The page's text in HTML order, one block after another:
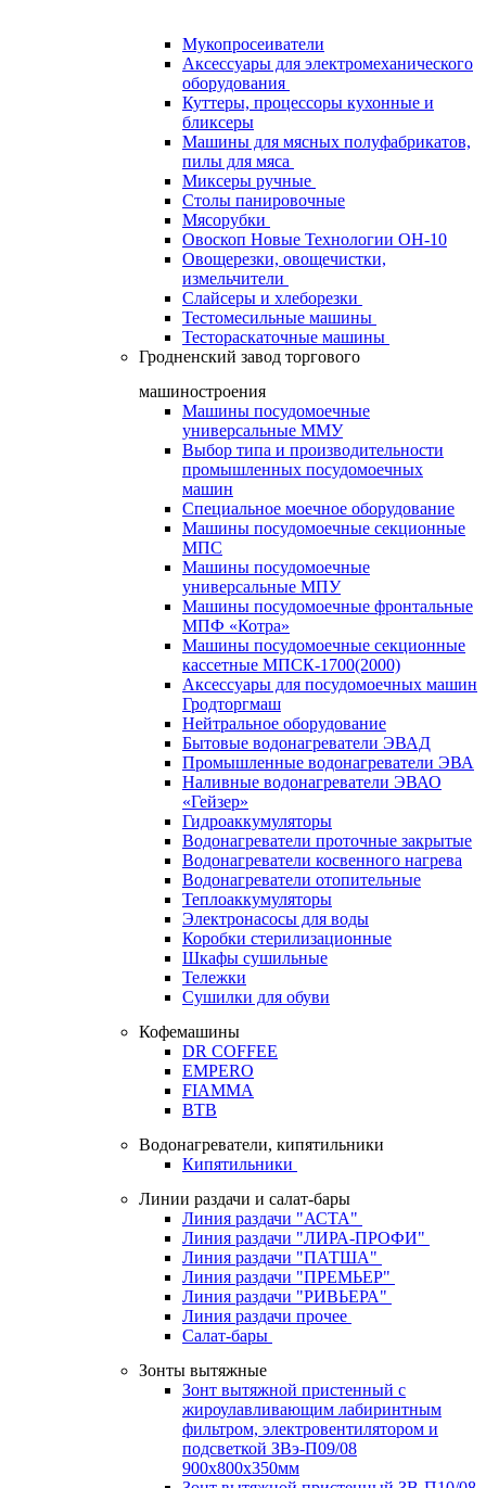
Мукопросеиватели
Аксессуары для электромеханического
оборудования
Куттеры, процессоры кухонные и
бликсеры
Машины для мясных полуфабрикатов,
пилы для мяса
Миксеры ручные
Столы панировочные
Мясорубки
Овоскоп Новые Технологии ОН-10
Овощерезки, овощечистки,
измельчители
Слайсеры и хлеборезки
Тестомесильные машины
Тестораскаточные машины
Гродненский завод торгового
машиностроения
Машины посудомоечные
универсальные ММУ
Выбор типа и производительности
промышленных посудомоечных
машин
Специальное моечное оборудование
Машины посудомоечные секционные
МПС
Машины посудомоечные
универсальные МПУ
Машины посудомоечные фронтальные
МПФ «Котра»
Машины посудомоечные секционные
кассетные МПСК-1700(2000)
Аксессуары для посудомоечных машин
Гродторгмаш
Нейтральное оборудование
Бытовые водонагреватели ЭВАД
Промышленные водонагреватели ЭВА
Наливные водонагреватели ЭВАО
«Гейзер»
Гидроаккумуляторы
Водонагреватели проточные закрытые
Водонагреватели косвенного нагрева
Водонагреватели отопительные
Теплоаккумуляторы
Электронасосы для воды
Коробки стерилизационные
Шкафы сушильные
Тележки
Сушилки для обуви
Кофемашины
DR COFFEE
EMPERO
FIAMMA
BTB
Водонагреватели, кипятильники
Кипятильники
Линии раздачи и салат-бары
Линия раздачи "АСТА"
Линия раздачи "ЛИРА-ПРОФИ"
Линия раздачи "ПАТША"
Линия раздачи "ПРЕМЬЕР"
Линия раздачи "РИВЬЕРА"
Линия раздачи прочее
Салат-бары
Зонты вытяжные
Зонт вытяжной пристенный с
жироулавливающим лабиринтным
фильтром, электровентилятором и
подсветкой ЗВэ-П09/08
900х800х350мм